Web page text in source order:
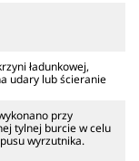
ładunkowej,
udary lub ścieranie
przy
tylnej burcie w celu
wyrzutnika.